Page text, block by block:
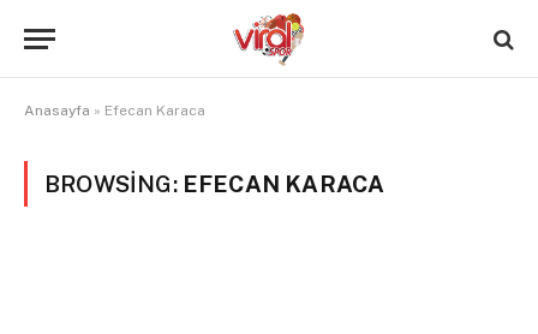
Anasayfa » Efecan Karaca
BROWSING: EFECAN KARACA